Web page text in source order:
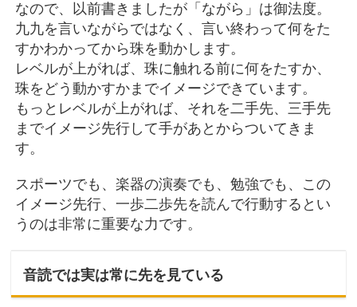
なので、以前書きましたが「ながら」は御法度。
九九を言いながらではなく、言い終わって何をた
すかわかってから珠を動かします。
レベルが上がれば、珠に触れる前に何をたすか、
珠をどう動かすかまでイメージできています。
もっとレベルが上がれば、それを二手先、三手先
までイメージ先行して手があとからついてきま
す。
スポーツでも、楽器の演奏でも、勉強でも、この
イメージ先行、一歩二歩先を読んで行動するとい
うのは非常に重要な力です。
音読では実は常に先を見ている